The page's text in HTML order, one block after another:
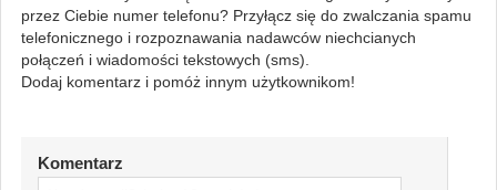
przez Ciebie numer telefonu? Przyłącz się do zwalczania spamu
telefonicznego i rozpoznawania nadawców niechcianych
połączeń i wiadomości tekstowych (sms).
Dodaj komentarz i pomóż innym użytkownikom!
Komentarz